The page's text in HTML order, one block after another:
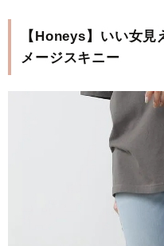
【Honeys】いい女
メージスキニー